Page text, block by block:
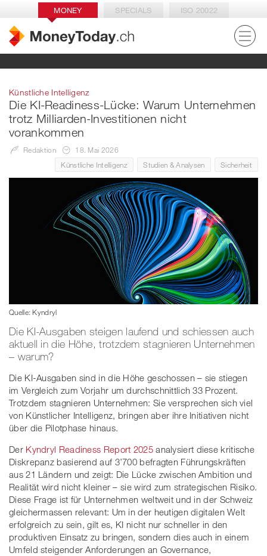
MONEY SPECIALS ISO 20022
Künstliche Intelligenz
Die KI-Readiness-Lücke: Warum Unternehmen
trotz Milliarden-Investitionen nicht
vorankommen
Redaktion
18. Mai 2026
Künstliche Intelligenz
Studien & Analysen Sicherheit
Quelle: Kyndryl
Die KI-Ausgaben steigen laufend und schiessen auch
aktuell in die Höhe, trotzdem stagnieren Unternehmen
– warum?
Die KI-Ausgaben sind in die Höhe geschossen – sie stiegen
im Vergleich zum Vorjahr um durchschnittlich 33 Prozent.
Trotzdem stagnieren Unternehmen: Sie versprechen sich viel
von Künstlicher Intelligenz, bringen aber ihre Initiativen nicht
über die Pilotphase hinaus.
Der Kyndryl Readiness Report 2025analysiert diese kritische
Diskrepanz basierend auf 3’700 befragten Führungskräften
aus 21 Ländern und zeigt: Die Lücke zwischen Ambition und
Realität wird nicht kleiner – sie wird zum strategischen Risiko.
Diese Frage ist für Unternehmen weltweit und in der Schweiz
gleichermassen relevant: Um in der heutigen digitalen Welt
erfolgreich zu sein, gilt es, KI nicht nur schneller in den
produktiven Einsatz zu bringen, sondern dies auch in einem
Umfeld steigender Anforderungen an Governance,